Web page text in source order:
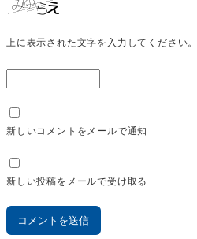
上に表示された文字を入力してください。
新しいコメントをメールで通知
新しい投稿をメールで受け取る